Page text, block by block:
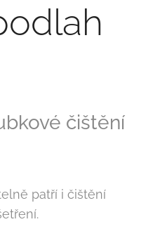
čištění
patří i čištění